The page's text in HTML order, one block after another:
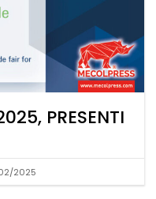
PRESENTI
2025